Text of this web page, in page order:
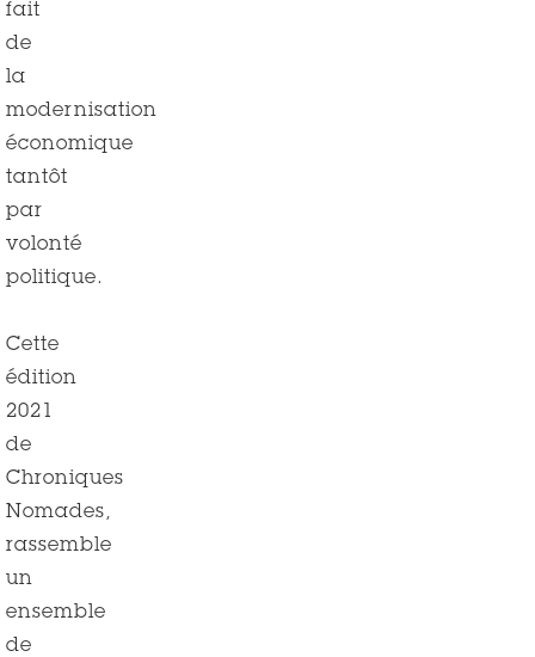
fait
de
la
modernisation
économique
tantôt
par
volonté
politique.
Cette
édition
2021
de
Chroniques
Nomades,
rassemble
un
ensemble
de